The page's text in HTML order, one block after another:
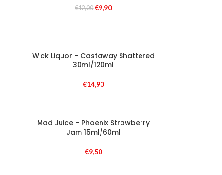
€12,00 €9,90
Wick Liquor – Castaway Shattered
30ml/120ml
€14,90
Mad Juice – Phoenix Strawberry
Jam 15ml/60ml
€9,50